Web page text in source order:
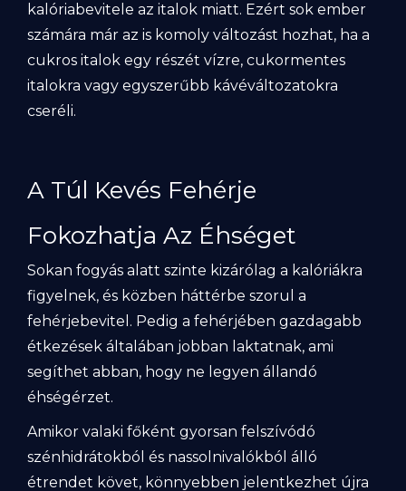
kalóriabevitele az italok miatt. Ezért sok ember
számára már az is komoly változást hozhat, ha a
cukros italok egy részét vízre, cukormentes
italokra vagy egyszerűbb kávéváltozatokra
cseréli.
A Túl Kevés Fehérje
Fokozhatja Az Éhséget
Sokan fogyás alatt szinte kizárólag a kalóriákra
figyelnek, és közben háttérbe szorul a
fehérjebevitel. Pedig a fehérjében gazdagabb
étkezések általában jobban laktatnak, ami
segíthet abban, hogy ne legyen állandó
éhségérzet.
Amikor valaki főként gyorsan felszívódó
szénhidrátokból és nassolnivalókból álló
étrendet követ, könnyebben jelentkezhet újra